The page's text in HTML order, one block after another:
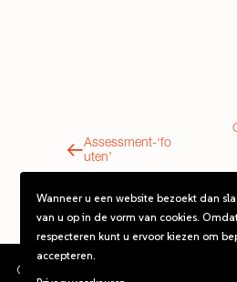
Assessment-‘fo
uten’
©2026 De assessmentcoach.
Wanneer u een website bezoekt dan
van u op in de vorm van cookies.
respecteren kunt u ervoor kiezen om
accepteren.